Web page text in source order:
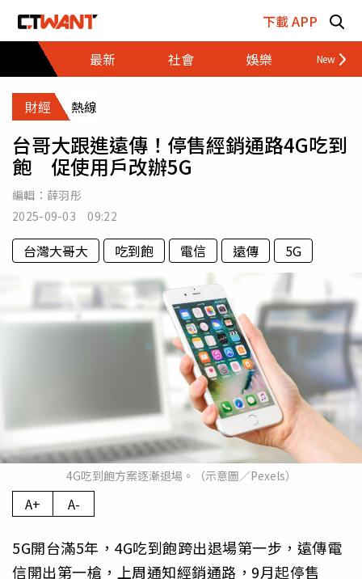
下載 APP
最新
社會 娛樂 財經
財經 熱線
台哥大跟進遠傳！停售經銷通路4G吃到
飽 促使用戶改辦5G
編輯： 薛羽彤
2025-09-03 09:22
台灣大哥大 吃到飽 電信 遠傳 5G
4G吃到飽方案逐漸退場。（示意圖／Pexels）
A+ A-
5G開台滿5年，4G吃到飽跨出退場第一步，遠傳電
信開出第一槍，上周通知經銷通路，9月起停售